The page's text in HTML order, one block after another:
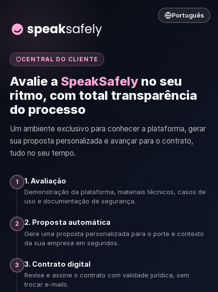
Português
CENTRAL DO CLIENTE
Avalie a SpeakSafely no seu
ritmo, com total transparência
do processo
Um ambiente exclusivo para conhecer a plataforma, gerar
sua proposta personalizada e avançar para o contrato,
tudo no seu tempo.
1 1. Avaliação
Demonstração da plataforma, materiais técnicos, casos de
uso e documentação de segurança.
2 2. Proposta automática
Gere uma proposta personalizada para o porte e contexto
da sua empresa em segundos.
3 3. Contrato digital
Revise e assine o contrato com validade jurídica, sem
trocar e-mails.